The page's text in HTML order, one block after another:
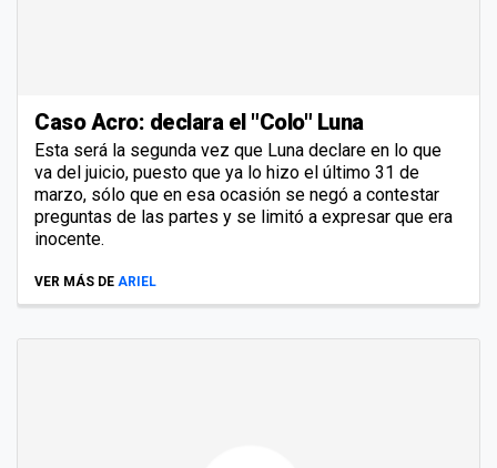
Caso Acro: declara el "Colo" Luna
Esta será la segunda vez que Luna declare en lo que
va del juicio, puesto que ya lo hizo el último 31 de
marzo, sólo que en esa ocasión se negó a contestar
preguntas de las partes y se limitó a expresar que era
inocente.
VER MÁS DE ARIEL